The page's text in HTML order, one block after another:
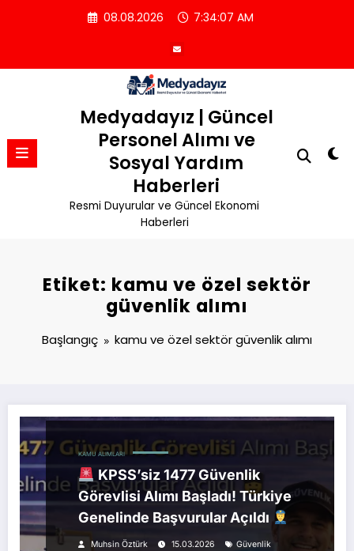
08.08.2026 7:34:07 AM
Medyadayız | Güncel
Personel Alımı ve
Sosyal Yardım
Haberleri
Resmi Duyurular ve Güncel Ekonomi
Haberleri
Etiket: kamu ve özel sektör
güvenlik alımı
Başlangıç kamu ve özel sektör güvenlik alımı
KAMU ALIMLARI
KPSS’siz 1477 Güvenlik
Görevlisi Alımı Başladı! Türkiye
Genelinde Başvurular Açıldı
Muhsin Öztürk 15.03.2026
Güvenlik